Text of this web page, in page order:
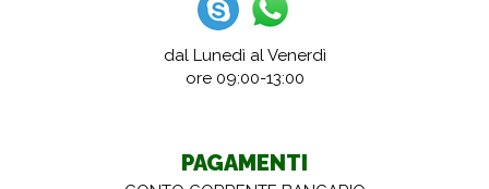
dal Lunedì al Venerdì
ore 09:00-13:00
PAGAMENTI